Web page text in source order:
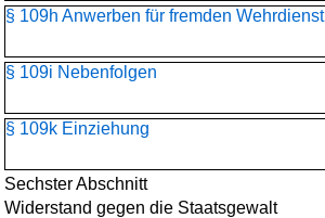
§ 109h Anwerben für fremden Wehrdienst
§ 109i Nebenfolgen
§ 109k Einziehung
Sechster Abschnitt
Widerstand gegen die Staatsgewalt